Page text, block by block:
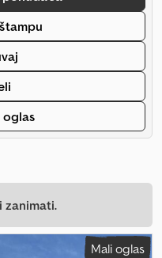
zanimati.
Mali oglas